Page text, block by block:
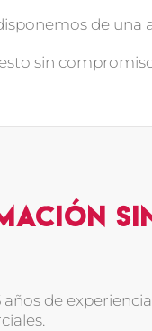
de una
sin compromiso
de